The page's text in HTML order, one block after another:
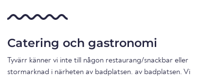
Catering och gastronomi
Tyvärr känner vi inte till någon restaurang/snackbar eller
stormarknad i närheten av badplatsen. av badplatsen. Vi